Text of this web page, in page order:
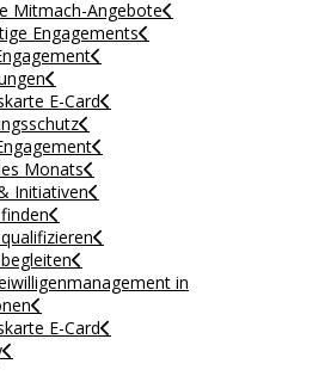
Mitmach-Angebote
Engagements
E-Card
Monats
Initiativen
in
E-Card